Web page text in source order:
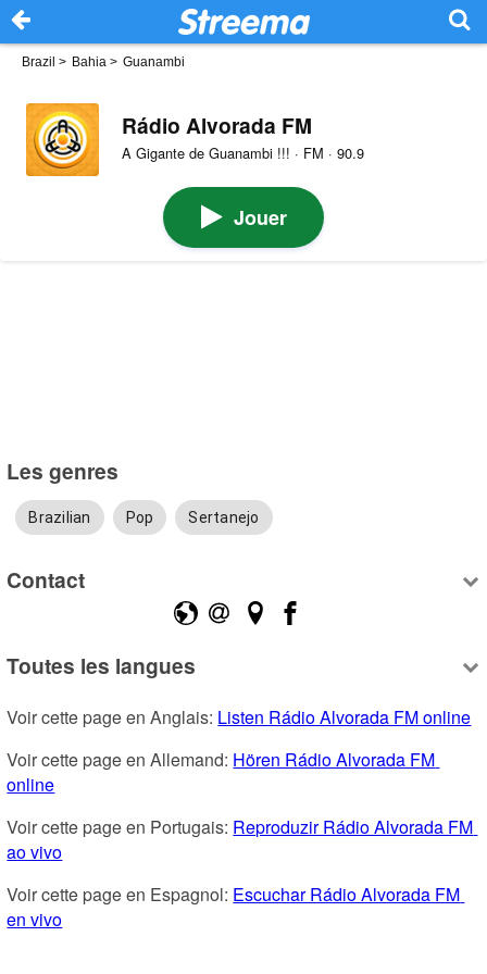
Brazil > Bahia > Guanambi
Rádio Alvorada FM
A Gigante de Guanambi !!! · FM · 90.9
Jouer
Les genres
Brazilian Pop Sertanejo
Contact
Toutes les langues
Voir cette page en Anglais: Listen Rádio Alvorada FM online
Voir cette page en Allemand: Hören Rádio Alvorada FM
online
Voir cette page en Portugais: Reproduzir Rádio Alvorada FM
ao vivo
Voir cette page en Espagnol: Escuchar Rádio Alvorada FM
en vivo